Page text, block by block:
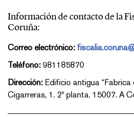
Información de contacto de la
Coruña:
Correo electrónico:
Teléfono: 981185870
Dirección: Edificio antigua “Fabrica
Cigarreras, 1. 2ª planta. 15007. A